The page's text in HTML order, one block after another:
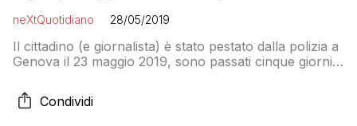
neXtQuotidiano 28/05/2019
Il cittadino (e giornalista) è stato pestato dalla polizia a
Genova il 23 maggio 2019, sono passati cinque giorni e
poliziotti che l’ha picchiato si è preso le sue
responsabilità
Condividi